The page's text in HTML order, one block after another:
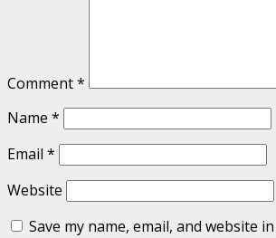
Comment*
Name *
Email *
Website
Save my name, email, and website